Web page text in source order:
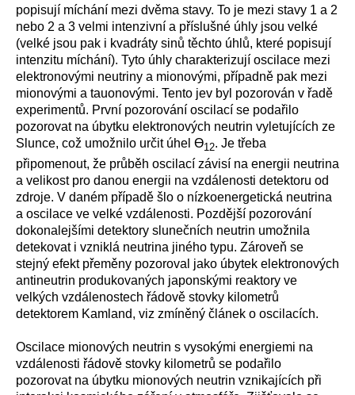
popisují míchání mezi dvěma stavy. To je mezi stavy 1 a 2
nebo 2 a 3 velmi intenzivní a příslušné úhly jsou velké
(velké jsou pak i kvadráty sinů těchto úhlů, které popisují
intenzitu míchání). Tyto úhly charakterizují oscilace mezi
elektronovými neutriny a mionovými, případně pak mezi
mionovými a tauonovými. Tento jev byl pozorován v řadě
experimentů. První pozorování oscilací se podařilo
pozorovat na úbytku elektronových neutrin vyletujících ze
Slunce, což umožnilo určit úhel Ɵ12. Je třeba
připomenout, že průběh oscilací závisí na energii neutrina
a velikost pro danou energii na vzdálenosti detektoru od
zdroje. V daném případě šlo o nízkoenergetická neutrina
a oscilace ve velké vzdálenosti. Pozdější pozorování
dokonalejšími detektory slunečních neutrin umožnila
detekovat i vzniklá neutrina jiného typu. Zároveň se
stejný efekt přeměny pozoroval jako úbytek elektronových
antineutrin produkovaných japonskými reaktory ve
velkých vzdálenostech řádově stovky kilometrů
detektorem Kamland, viz zmíněný článek o oscilacích.
Oscilace mionových neutrin s vysokými energiemi na
vzdálenosti řádově stovky kilometrů se podařilo
pozorovat na úbytku mionových neutrin vznikajících při